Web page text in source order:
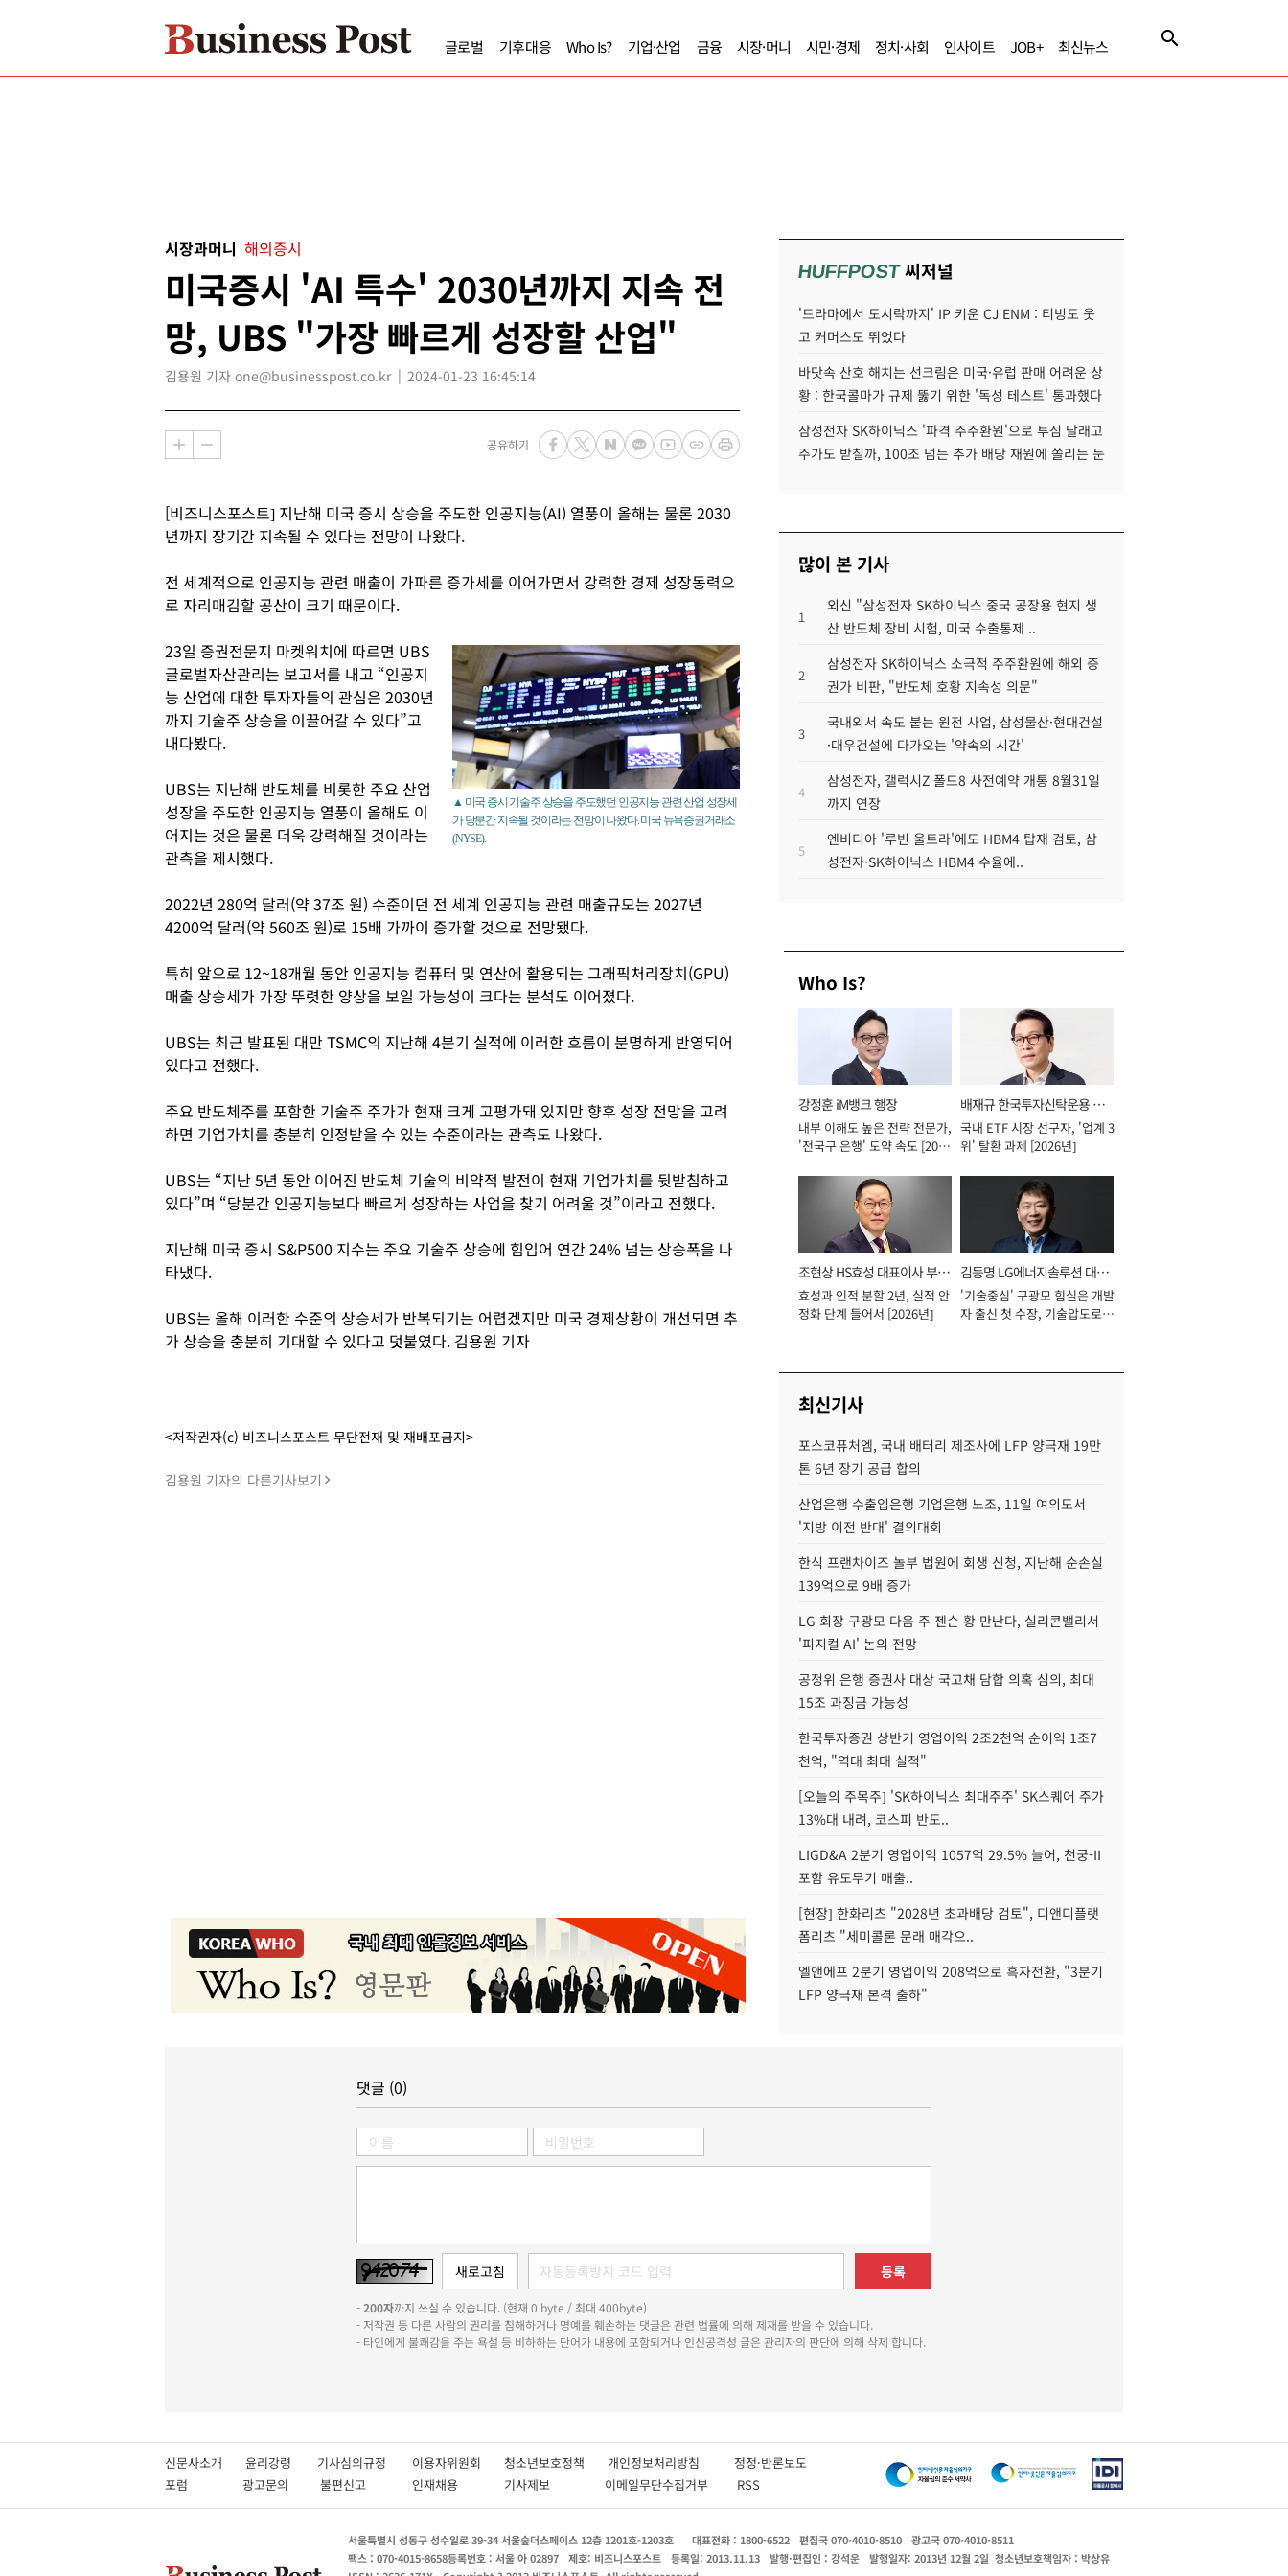
글로벌 기후대응 Who Is? 기업·산업 금융 시장·머니 시민·경제 정치·사회 인사이트 JOB+ 최신뉴스
시장과머니 해외증시
미국증시 'AI 특수' 2030년까지 지속 전
망, UBS "가장 빠르게 성장할 산업"
김용원 기자 one@businesspost.co.kr 2024-01-23 16:45:14
공유하기
[비즈니스포스트] 지난해 미국 증시 상승을 주도한 인공지능(AI) 열풍이 올해는 물론 2030
년까지 장기간 지속될 수 있다는 전망이 나왔다.
전 세계적으로 인공지능 관련 매출이 가파른 증가세를 이어가면서 강력한 경제 성장동력으
로 자리매김할 공산이 크기 때문이다.
▲ 미국 증시 기술주 상승을 주도했던 인공지능 관련 산업 성장세
가 당분간 지속될 것이라는 전망이 나왔다. 미국 뉴욕증권거래소
(NYSE).
23일 증권전문지 마켓워치에 따르면 UBS
글로벌자산관리는 보고서를 내고 “인공지
능 산업에 대한 투자자들의 관심은 2030년
까지 기술주 상승을 이끌어갈 수 있다”고
내다봤다.
UBS는 지난해 반도체를 비롯한 주요 산업
성장을 주도한 인공지능 열풍이 올해도 이
어지는 것은 물론 더욱 강력해질 것이라는
관측을 제시했다.
2022년 280억 달러(약 37조 원) 수준이던 전 세계 인공지능 관련 매출규모는 2027년
4200억 달러(약 560조 원)로 15배 가까이 증가할 것으로 전망됐다.
특히 앞으로 12~18개월 동안 인공지능 컴퓨터 및 연산에 활용되는 그래픽처리장치(GPU)
매출 상승세가 가장 뚜렷한 양상을 보일 가능성이 크다는 분석도 이어졌다.
UBS는 최근 발표된 대만 TSMC의 지난해 4분기 실적에 이러한 흐름이 분명하게 반영되어
있다고 전했다.
주요 반도체주를 포함한 기술주 주가가 현재 크게 고평가돼 있지만 향후 성장 전망을 고려
하면 기업가치를 충분히 인정받을 수 있는 수준이라는 관측도 나왔다.
UBS는 “지난 5년 동안 이어진 반도체 기술의 비약적 발전이 현재 기업가치를 뒷받침하고
있다”며 “당분간 인공지능보다 빠르게 성장하는 사업을 찾기 어려울 것”이라고 전했다.
지난해 미국 증시 S&P500 지수는 주요 기술주 상승에 힘입어 연간 24% 넘는 상승폭을 나
타냈다.
UBS는 올해 이러한 수준의 상승세가 반복되기는 어렵겠지만 미국 경제상황이 개선되면 추
가 상승을 충분히 기대할 수 있다고 덧붙였다. 김용원 기자
<저작권자(c) 비즈니스포스트 무단전재 및 재배포금지>
김용원 기자의 다른기사보기
HUFFPOST씨저널
'드라마에서 도시락까지' IP 키운 CJ ENM : 티빙도 웃
고 커머스도 뛰었다
바닷속 산호 해치는 선크림은 미국·유럽 판매 어려운 상
황 : 한국콜마가 규제 뚫기 위한 '독성 테스트' 통과했다
삼성전자 SK하이닉스 '파격 주주환원'으로 투심 달래고
주가도 받칠까, 100조 넘는 추가 배당 재원에 쏠리는 눈
많이 본 기사
1
외신 "삼성전자 SK하이닉스 중국 공장용 현지 생
산 반도체 장비 시험, 미국 수출통제 ..
2
삼성전자 SK하이닉스 소극적 주주환원에 해외 증
권가 비판, "반도체 호황 지속성 의문"
3
국내외서 속도 붙는 원전 사업, 삼성물산·현대건설
·대우건설에 다가오는 '약속의 시간'
4
삼성전자, 갤럭시Z 폴드8 사전예약 개통 8월31일
까지 연장
5
엔비디아 '루빈 울트라'에도 HBM4 탑재 검토, 삼
성전자·SK하이닉스 HBM4 수율에..
Who Is?
강정훈 iM뱅크 행장
내부 이해도 높은 전략 전문가,
'전국구 은행' 도약 속도 [2026
배재규 한국투자신탁운용 대
표이사 사장
국내 ETF 시장 선구자, '업계 3
위' 탈환 과제 [2026년]
조현상 HS효성 대표이사 부회
장
효성과 인적 분할 2년, 실적 안
정화 단계 들어서 [2026년]
김동명 LG에너지솔루션 대표
이사 사장
'기술중심' 구광모 힘실은 개발
자 출신 첫 수장, 기술압도로
최신기사
포스코퓨처엠, 국내 배터리 제조사에 LFP 양극재 19만
톤 6년 장기 공급 합의
산업은행 수출입은행 기업은행 노조, 11일 여의도서
'지방 이전 반대' 결의대회
한식 프랜차이즈 놀부 법원에 회생 신청, 지난해 순손실
139억으로 9배 증가
LG 회장 구광모 다음 주 젠슨 황 만난다, 실리콘밸리서
'피지컬 AI' 논의 전망
공정위 은행 증권사 대상 국고채 담합 의혹 심의, 최대
15조 과징금 가능성
한국투자증권 상반기 영업이익 2조2천억 순이익 1조7
천억, "역대 최대 실적"
[오늘의 주목주] 'SK하이닉스 최대주주' SK스퀘어 주가
13%대 내려, 코스피 반도..
LIGD&A 2분기 영업이익 1057억 29.5% 늘어, 천궁-II
포함 유도무기 매출..
[현장] 한화리츠 "2028년 초과배당 검토", 디앤디플랫
폼리츠 "세미콜론 문래 매각으..
엘앤에프 2분기 영업이익 208억으로 흑자전환, "3분기
LFP 양극재 본격 출하"
댓글 (0)
등록
-200자까지 쓰실 수 있습니다. (현재 0 byte / 최대 400byte)
- 저작권 등 다른 사람의 권리를 침해하거나 명예를 훼손하는 댓글은 관련 법률에 의해 제재를 받을 수 있습니다.
- 타인에게 불쾌감을 주는 욕설 등 비하하는 단어가 내용에 포함되거나 인신공격성 글은 관리자의 판단에 의해 삭제 합니다.
신문사소개 윤리강령 기사심의규정 이용자위원회 청소년보호정책 개인정보처리방침 정정·반론보도
포럼
광고문의 불편신고 인재채용 기사제보 이메일무단수집거부 RSS
서울특별시 성동구 성수일로 39-34 서울숲더스페이스 12층 1201호-1203호 대표전화 : 1800-6522 편집국 070-4010-8510
광고국 070-4010-8511
팩스 : 070-4015-8658등록번호 : 서울 아 02897 제호: 비즈니스포스트 등록일: 2013.11.13 발행·편집인 : 강석운 발행일자: 2013년 12월 2일 청소년보호책임자 : 박상유